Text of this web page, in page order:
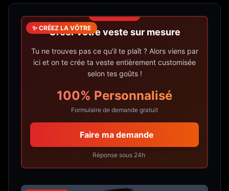
SUR MESURE
✨ CRÉEZ LA VÔTRE
Créer votre veste sur mesure
Tu ne trouves pas ce qu'il te plaît ? Alors viens par
ici et on te crée ta veste entièrement customisée
selon tes goûts !
100% Personnalisé
Formulaire de demande gratuit
Faire ma demande
Réponse sous 24h